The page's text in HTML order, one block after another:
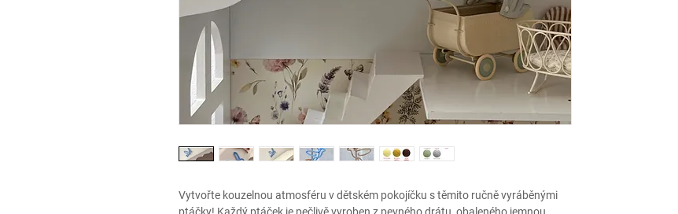
Vytvořte kouzelnou atmosféru v dětském pokojíčku s těmito ručně vyráběnými